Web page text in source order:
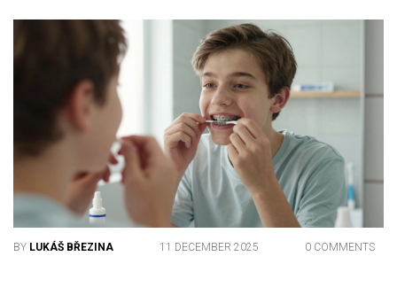
BY LUKÁŠ BŘEZINA 11 DECEMBER 2025 0 COMMENTS